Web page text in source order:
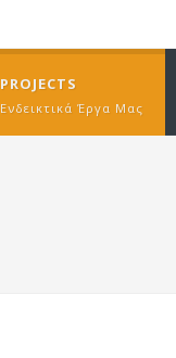
PROJECTS
Ενδεικτικά Έργα Μας